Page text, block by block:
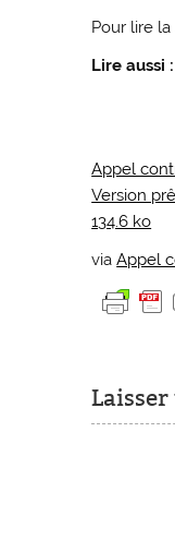
Pour lire
Lire aussi :
Appel
Version
134.6 ko
viaAppel